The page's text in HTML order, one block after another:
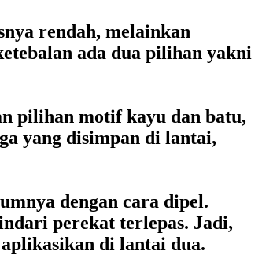
rendah, melainkan
ada dua pilihan yakni
pilihan motif kayu dan batu,
yang disimpan di lantai,
dengan cara dipel.
perekat terlepas. Jadi,
di lantai dua.